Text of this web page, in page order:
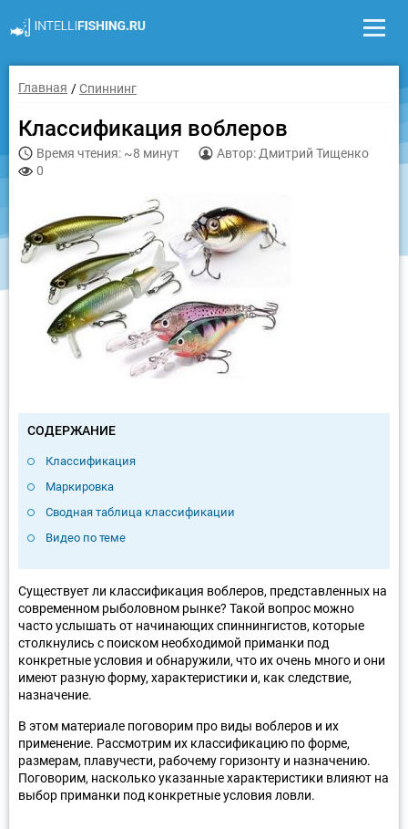
Главная Спиннинг
Классификация воблеров
Время чтения: ~8 минут
Автор: Дмитрий Тищенко
0
СОДЕРЖАНИЕ
Классификация
Маркировка
Сводная таблица классификации
Видео по теме
Существует ли классификация воблеров, представленных на
современном рыболовном рынке? Такой вопрос можно
часто услышать от начинающих спиннингистов, которые
столкнулись с поиском необходимой приманки под
конкретные условия и обнаружили, что их очень много и они
имеют разную форму, характеристики и, как следствие,
назначение.
В этом материале поговорим про виды воблеров и их
применение. Рассмотрим их классификацию по форме,
размерам, плавучести, рабочему горизонту и назначению.
Поговорим, насколько указанные характеристики влияют на
выбор приманки под конкретные условия ловли.